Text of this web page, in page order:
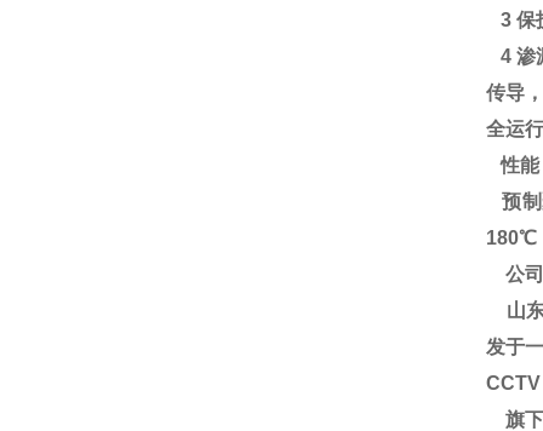
3 保
4 渗
传导
全运
性
预制
180℃
公
山东
发于
旗下